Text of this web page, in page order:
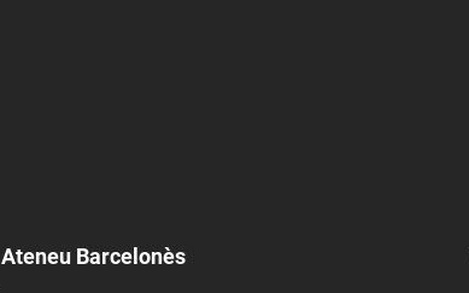
Ateneu Barcelonès